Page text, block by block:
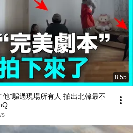
8:55
他”騙過現場所有人 拍出北韓最不